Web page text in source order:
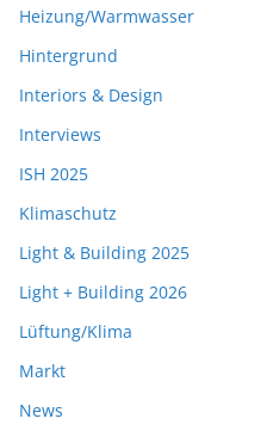
Heizung/Warmwasser
Hintergrund
Interiors & Design
Interviews
ISH 2025
Klimaschutz
Light & Building 2025
Light + Building 2026
Lüftung/Klima
Markt
News